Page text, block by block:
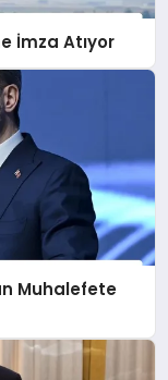
İmza Atıyor
Muhalefete